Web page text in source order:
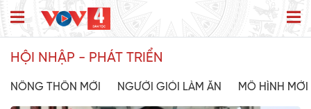
HỘI NHẬP - PHÁT TRIỂN
NÔNG THÔN MỚI NGƯỜI GIỎI LÀM ĂN MÔ HÌNH MỚI